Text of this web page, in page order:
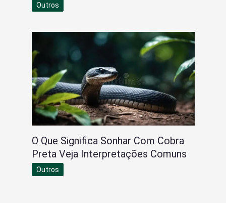
Outros
O Que Significa Sonhar Com Cobra
Preta Veja Interpretações Comuns
Outros